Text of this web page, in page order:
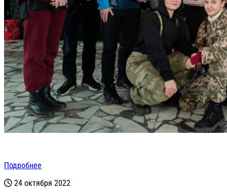
Подробнее
24 октября 2022